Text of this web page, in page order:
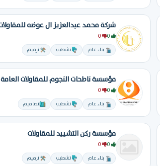
0
0
بناء عام تشطيب ترميم
مؤسسة ناطحات النجوم للمقاولات العامة
0
0
بناء عام تشطيب تصاميم
مؤسسة ركن التشييد للمقاولات
0
0
بناء عام تشطيب ترميم